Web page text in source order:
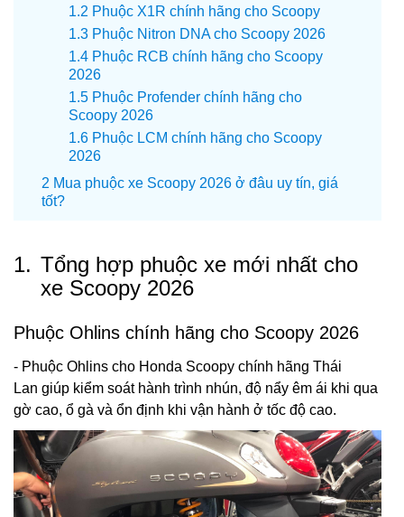
Phuộc X1R chính hãng cho Scoopy
Phuộc Nitron DNA cho Scoopy 2026
Phuộc RCB chính hãng cho Scoopy
2026
Phuộc Profender chính hãng cho
Scoopy 2026
Phuộc LCM chính hãng cho Scoopy
2026
Mua phuộc xe Scoopy 2026 ở đâu uy tín, giá
tốt?
1. Tổng hợp phuộc xe mới nhất cho
xe Scoopy 2026
Phuộc Ohlins chính hãng cho Scoopy 2026
- Phuộc Ohlins cho Honda Scoopy chính hãng Thái
Lan giúp kiểm soát hành trình nhún, độ nẩy êm ái khi qua
gờ cao, ổ gà và ổn định khi vận hành ở tốc độ cao.